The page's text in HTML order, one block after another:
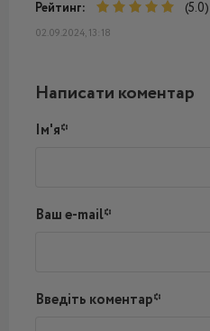
Рейтинг:
(5.0)
02.09.2024, 13:18
Написати коментар
Ім'я*
Ваш e-mail*
Введіть коментар*